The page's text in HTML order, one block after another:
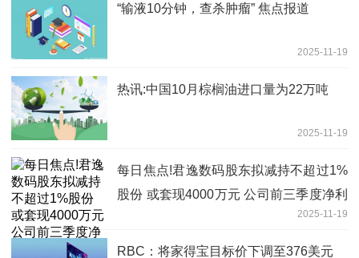
“输液10分钟，查杀肿瘤” 焦点报道
2025-11-19
热讯:中国10月棕榈油进口量为22万吨
2025-11-19
每日焦点!君逸数码股东拟减持不超过1%
股份 或套现4000万元 公司前三季度净利
2025-11-19
RBC：将家得宝目标价下调至376美元